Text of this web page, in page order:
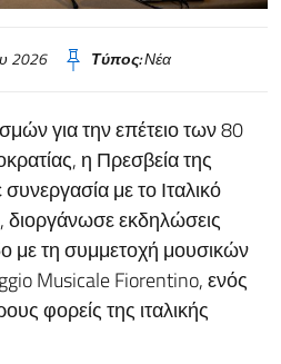
2026 Τύπος:Νέα
για την επέτειο των 80
η Πρεσβεία της
με το Ιταλικό
διοργάνωσε εκδηλώσεις
με τη συμμετοχή μουσικών
Musicale Fiorentino, ενός
φορείς της ιταλικής